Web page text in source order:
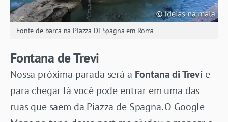
Fonte de barca na Piazza Di Spagna em Roma
Fontana de Trevi
Nossa próxima parada será a Fontana di Trevie
para chegar lá você pode entrar em uma das
ruas que saem da Piazza de Spagna. O Google